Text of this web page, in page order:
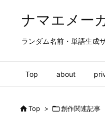
ナマエメー
ランダム名前・単語生成
Top about
Top > 創作関連記事